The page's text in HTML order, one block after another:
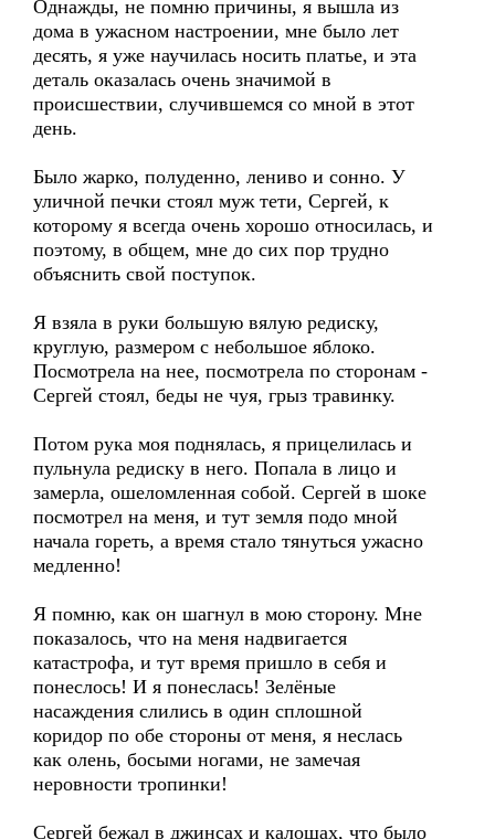
Однажды, не помню причины, я вышла из
дома в ужасном настроении, мне было лет
десять, я уже научилась носить платье, и эта
деталь оказалась очень значимой в
происшествии, случившемся со мной в этот
день.
Было жарко, полуденно, лениво и сонно. У
уличной печки стоял муж тети, Сергей, к
которому я всегда очень хорошо относилась, и
поэтому, в общем, мне до сих пор трудно
объяснить свой поступок.
Я взяла в руки большую вялую редиску,
круглую, размером с небольшое яблоко.
Посмотрела на нее, посмотрела по сторонам -
Сергей стоял, беды не чуя, грыз травинку.
Потом рука моя поднялась, я прицелилась и
пульнула редиску в него. Попала в лицо и
замерла, ошеломленная собой. Сергей в шоке
посмотрел на меня, и тут земля подо мной
начала гореть, а время стало тянуться ужасно
медленно!
Я помню, как он шагнул в мою сторону. Мне
показалось, что на меня надвигается
катастрофа, и тут время пришло в себя и
понеслось! И я понеслась! Зелёные
насаждения слились в один сплошной
коридор по обе стороны от меня, я неслась
как олень, босыми ногами, не замечая
неровности тропинки!
Сергей бежал в джинсах и калошах, что было